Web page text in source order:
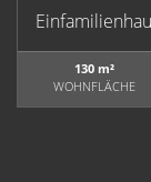
130 m²
WOHNFLÄCHE